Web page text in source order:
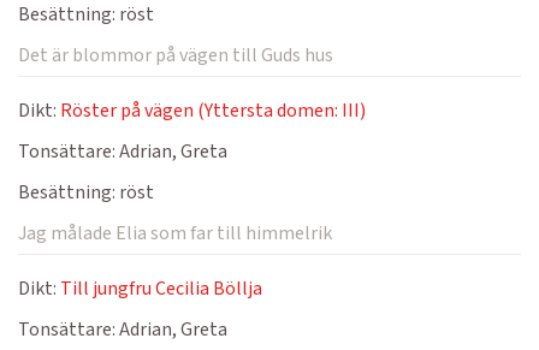
Besättning: röst
Det är blommor på vägen till Guds hus
Dikt: Röster på vägen (Yttersta domen: III)
Tonsättare:Adrian, Greta
Besättning: röst
Jag målade Elia som far till himmelrik
Dikt: Till jungfru Cecilia Böllja
Tonsättare:Adrian, Greta